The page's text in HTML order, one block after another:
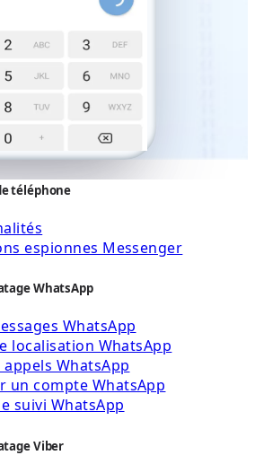
téléphone
espionnes Messenger
WhatsApp
WhatsApp
localisation WhatsApp
appels WhatsApp
un compte WhatsApp
suivi WhatsApp
Viber